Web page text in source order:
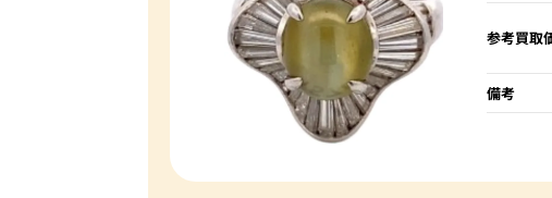
参考買取
備考